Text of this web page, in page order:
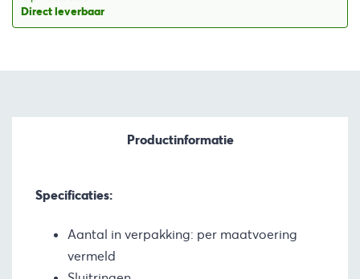
Direct leverbaar
Productinformatie
Specificaties:
Aantal in verpakking: per maatvoering
vermeld